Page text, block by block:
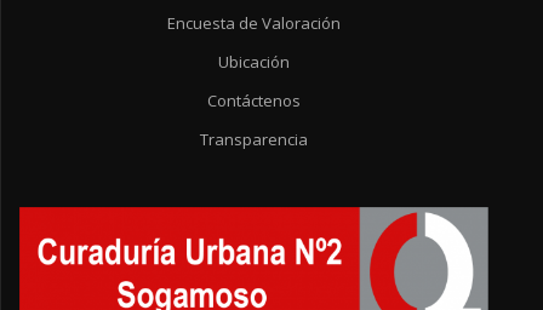
Encuesta de Valoración
Ubicación
Contáctenos
Transparencia